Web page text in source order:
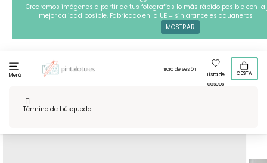
contenido
Crearemos imágenes a partir de tus fotografías lo más rápido posible con la
mejor calidad posible. Fabricado en la UE = sin aranceles aduaneros
MOSTRAR
Menú
Inicio de sesión
Lista de
deseos
CESTA
Inicio
/ Vuelta a Espana / Pintura por números - Alcázar de
Segovia